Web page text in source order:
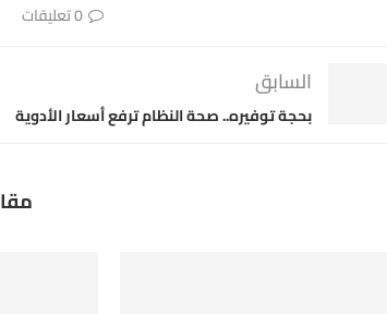
0 تعليقات
السابق
بحجة توفيره.. صحة النظام ترفع أسعار الأدوية